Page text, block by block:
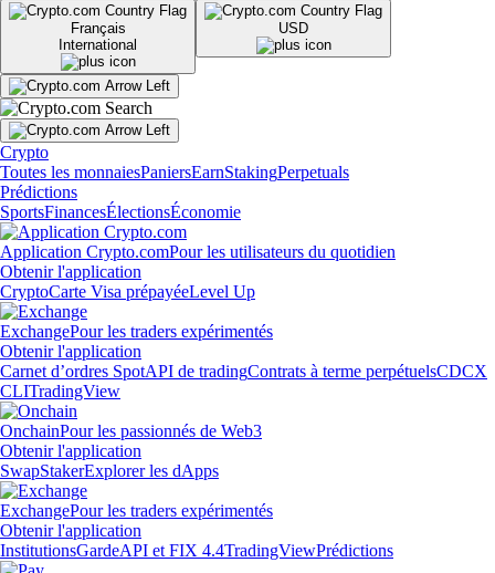
Français
International
USD
Crypto
Toutes les monnaiesPaniersEarnStakingPerpetuals
Prédictions
SportsFinancesÉlectionsÉconomie
Application Crypto.comPour les utilisateurs du quotidien
Obtenir l'application
CryptoCarte Visa prépayéeLevel Up
ExchangePour les traders expérimentés
Obtenir l'application
Carnet d’ordres SpotAPI de tradingContrats à terme perpétuelsCDCX
CLITradingView
OnchainPour les passionnés de Web3
Obtenir l'application
SwapStakerExplorer les dApps
ExchangePour les traders expérimentés
Obtenir l'application
InstitutionsGardeAPI et FIX 4.4TradingViewPrédictions